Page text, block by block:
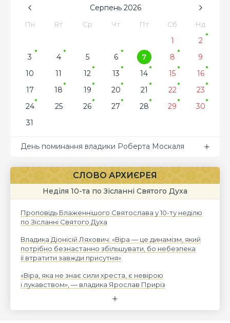
Серпень 2026
Пн Вт Ср Чт Пт Сб Нд
1
2
3
4 5 6 7 8
9
10
11 12 13 14 15
16
17
18 19 20 21 22
23
24
25 26 27 28 29
30
31
День поминання владики Роберта Москаля
СЛОВО АРХИЄРЕЯ
Неділя 10-та по Зісланні Святого Духа
Проповідь Блаженнішого Святослава у 10-ту неділю
по Зісланні Святого Духа
Владика Діонісій Ляхович: «Віра — це динамізм, який
потрібно безнастанно збільшувати, бо небезпека
її втратити завжди присутня»
«Віра, яка не знає сили хреста, є невірою
і лукавством», — владика Ярослав Приріз